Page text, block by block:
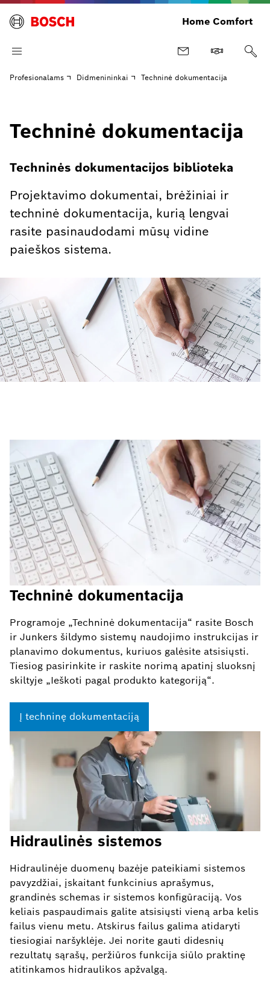
Home Comfort
Profesionalams Didmenininkai Techninė dokumentacija
Techninė dokumentacija
Techninės dokumentacijos biblioteka
Projektavimo dokumentai, brėžiniai ir
techninė dokumentacija, kurią lengvai
rasite pasinaudodami mūsų vidine
paieškos sistema.
Techninė dokumentacija
Programoje „Techninė dokumentacija“ rasite Bosch
ir Junkers šildymo sistemų naudojimo instrukcijas ir
planavimo dokumentus, kuriuos galėsite atsisiųsti.
Tiesiog pasirinkite ir raskite norimą apatinį sluoksnį
skiltyje „Ieškoti pagal produkto kategoriją“.
Į techninę dokumentaciją
Hidraulinės sistemos
Hidraulinėje duomenų bazėje pateikiami sistemos
pavyzdžiai, įskaitant funkcinius aprašymus,
grandinės schemas ir sistemos konfigūraciją. Vos
keliais paspaudimais galite atsisiųsti vieną arba kelis
failus vienu metu. Atskirus failus galima atidaryti
tiesiogiai naršyklėje. Jei norite gauti didesnių
rezultatų sąrašų, peržiūros funkcija siūlo praktinę
atitinkamos hidraulikos apžvalgą.